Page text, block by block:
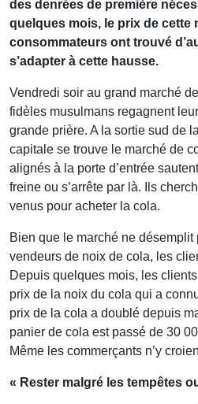
des denrées de première
quelques mois, le prix de cette
consommateurs ont trouvé
s’adapter à cette hausse.
Vendredi soir au grand marché
fidèles musulmans regagnent
grande prière. A la sortie sud de
capitale se trouve le marché de
alignés à la porte d’entrée
freine ou s’arrête par là. Ils
venus pour acheter la cola.
Bien que le marché ne
vendeurs de noix de cola, les
Depuis quelques mois, les
prix de la noix du cola qui a
prix de la cola a doublé depuis
panier de cola est passé de 30
Même les commerçants n’y
« Rester malgré les tempêtes